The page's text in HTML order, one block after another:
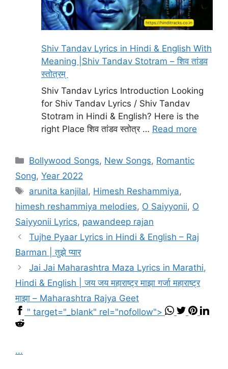
Shiv Tandav Lyrics in Hindi & English With
Meaning |Shiv Tandav Stotram – शिव तांडव
स्तोत्रम्
Shiv Tandav Lyrics Introduction Looking
for Shiv Tandav Lyrics / Shiv Tandav
Stotram in Hindi & English? Here is the
right Place शिव तांडव स्तोत्र … Read more
Categories
Bollywood Songs, New Songs, Romantic
Song, Year 2022
Tags
arunita kanjilal, Himesh Reshammiya,
himesh reshammiya melodies, O Saiyyonii, O
Saiyyonii Lyrics, pawandeep rajan
Tujhe Pyaar Lyrics in Hindi & English – Raj
Barman | तुझे प्यार
Jai Jai Maharashtra Maza Lyrics in Marathi,
Hindi & English | जय जय महाराष्ट्र माझा गर्जा महाराष्ट्र
माझा – Maharashtra Rajya Geet
" target="_blank" rel="nofollow">
...